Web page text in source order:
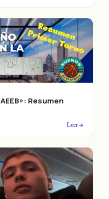
Resumen
Leer